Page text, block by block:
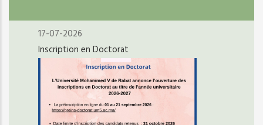
17-07-2026
Inscription en Doctorat